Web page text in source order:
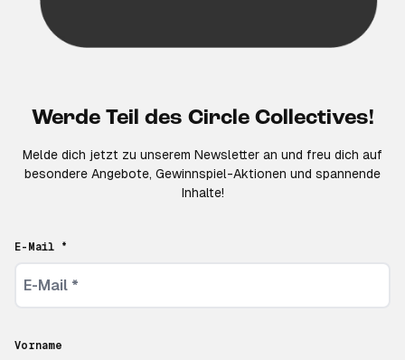
Werde Teil des Circle Collectives!
Melde dich jetzt zu unserem Newsletter an und freu dich auf
besondere Angebote, Gewinnspiel-Aktionen und spannende
Inhalte!
E-Mail *
Vorname